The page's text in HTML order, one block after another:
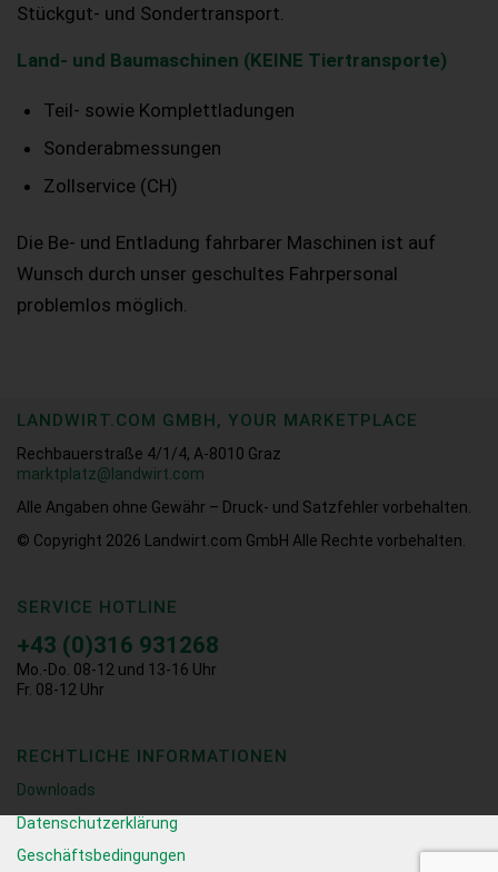
Stückgut- und Sondertransport.
Land- und Baumaschinen (KEINE Tiertransporte)
Teil- sowie Komplettladungen
Sonderabmessungen
Zollservice (CH)
Die Be- und Entladung fahrbarer Maschinen ist auf
Wunsch durch unser geschultes Fahrpersonal
problemlos möglich.
LANDWIRT.COM GMBH, YOUR MARKETPLACE
Rechbauerstraße 4/1/4, A-8010 Graz
marktplatz@landwirt.com
Alle Angaben ohne Gewähr – Druck- und Satzfehler vorbehalten.
© Copyright 2026
Landwirt.com GmbH Alle Rechte vorbehalten.
SERVICE HOTLINE
+43 (0)316 931268
Mo.-Do. 08-12 und 13-16 Uhr
Fr. 08-12 Uhr
RECHTLICHE INFORMATIONEN
Downloads
Datenschutzerklärung
Geschäftsbedingungen